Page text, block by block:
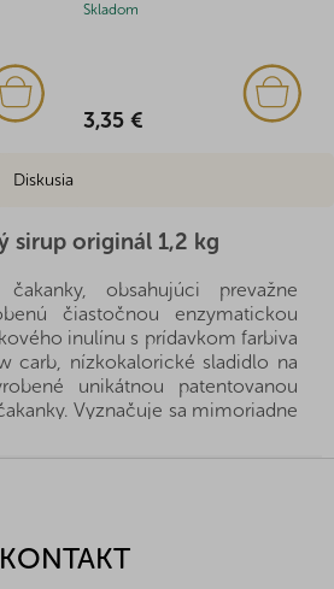
Skladom
3,35 €
Diskusia
sirup originál 1,2 kg
obsahujúci prevažne
čiastočnou enzymatickou
inulínu s prídavkom farbiva
carb, nízkokalorické sladidlo na
unikátnou patentovanou
Vyznačuje sa mimoriadne
menším ako 5. Obsahuje len 5
ho môžete použiť pri pečení.
KONTAKT